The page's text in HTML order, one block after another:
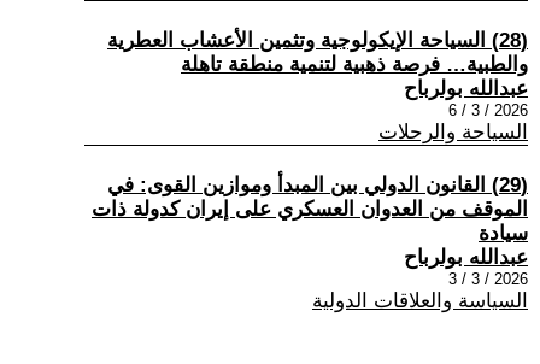
(28) السياحة الإيكولوجية وتثمين الأعشاب العطرية
والطبية… فرصة ذهبية لتنمية منطقة تاهلة
عبدالله بولرباح
2026 / 3 / 6
السياحة والرحلات
(29) القانون الدولي بين المبدأ وموازين القوى: في
الموقف من العدوان العسكري على إيران كدولة ذات
سيادة
عبدالله بولرباح
2026 / 3 / 3
السياسة والعلاقات الدولية